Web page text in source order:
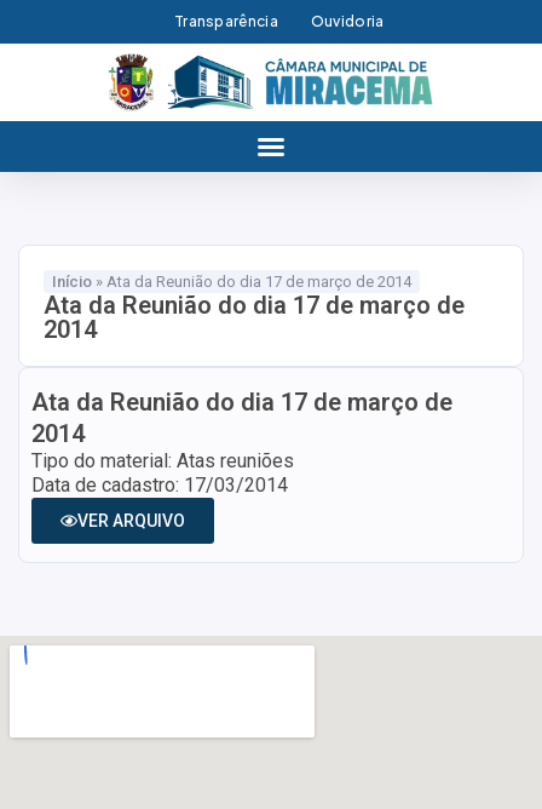
Transparência Ouvidoria
Início » Ata da Reunião do dia 17 de março de 2014
Ata da Reunião do dia 17 de março de
2014
Ata da Reunião do dia 17 de março de
2014
Tipo do material: Atas reuniões
Data de cadastro: 17/03/2014
VER ARQUIVO